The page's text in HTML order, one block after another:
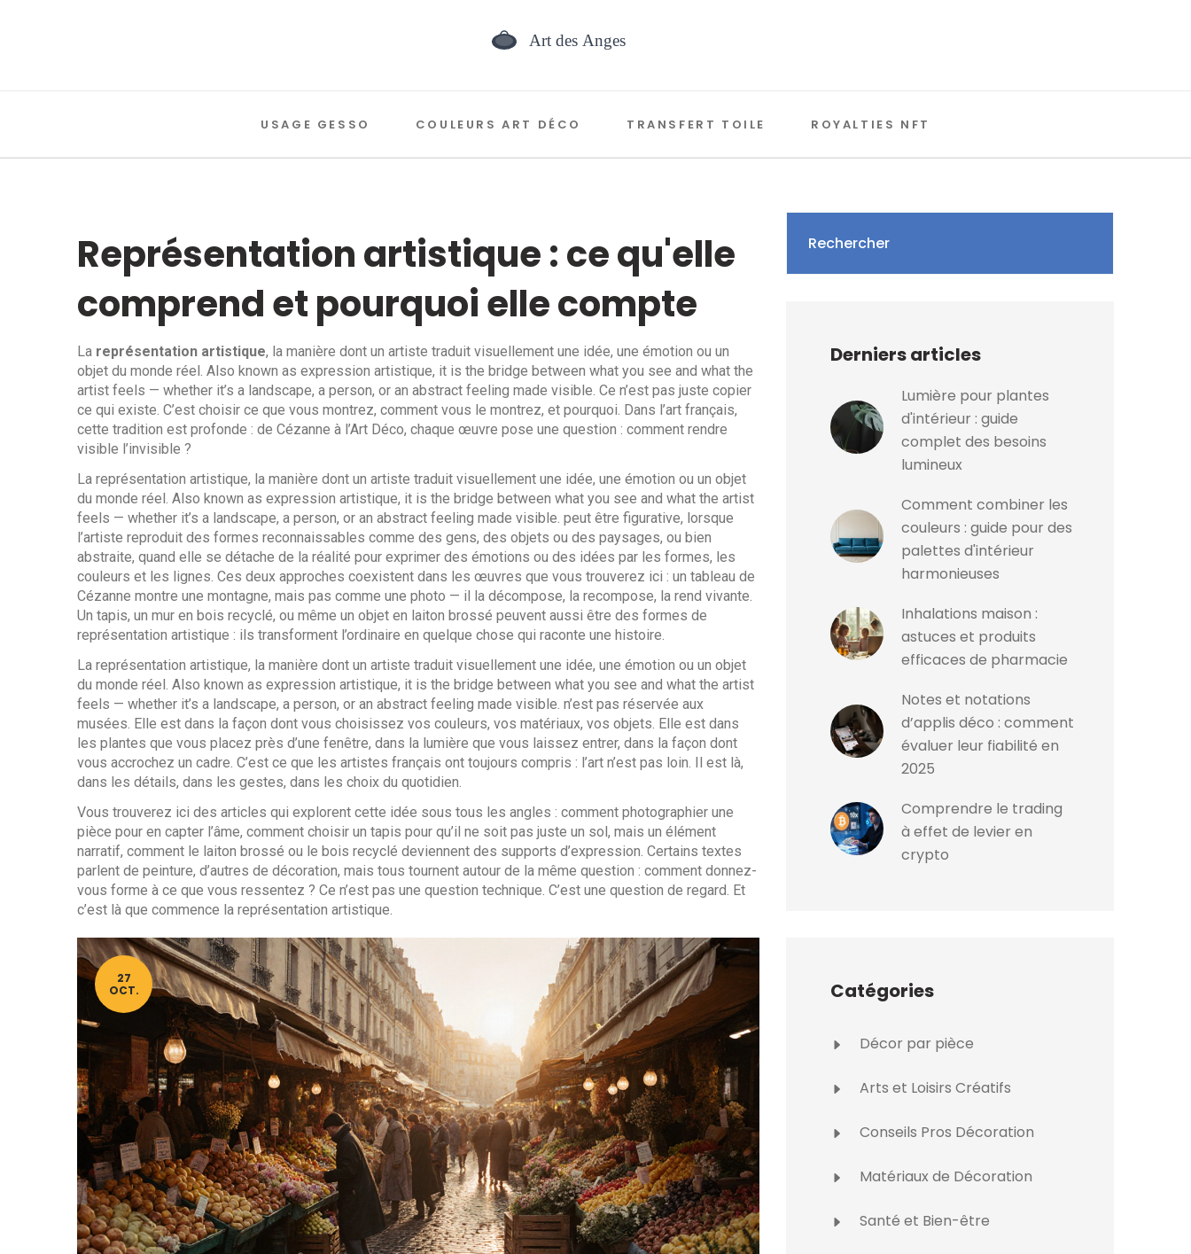
USAGE GESSO COULEURS ART DÉCO TRANSFERT TOILE ROYALTIES NFT
Représentation artistique : ce qu'elle
comprend et pourquoi elle compte
La représentation artistique, la manière dont un artiste traduit visuellement une idée, une émotion ou un
objet du monde réel. Also known as expression artistique, it is the bridge between what you see and what the
artist feels — whether it’s a landscape, a person, or an abstract feeling made visible. Ce n’est pas juste copier
ce qui existe. C’est choisir ce que vous montrez, comment vous le montrez, et pourquoi. Dans l’art français,
cette tradition est profonde : de Cézanne à l’Art Déco, chaque œuvre pose une question : comment rendre
visible l’invisible ?
La représentation artistique, la manière dont un artiste traduit visuellement une idée, une émotion ou un objet
du monde réel. Also known as expression artistique, it is the bridge between what you see and what the artist
feels — whether it’s a landscape, a person, or an abstract feeling made visible. peut être figurative, lorsque
l’artiste reproduit des formes reconnaissables comme des gens, des objets ou des paysages, ou bien
abstraite, quand elle se détache de la réalité pour exprimer des émotions ou des idées par les formes, les
couleurs et les lignes. Ces deux approches coexistent dans les œuvres que vous trouverez ici : un tableau de
Cézanne montre une montagne, mais pas comme une photo — il la décompose, la recompose, la rend vivante.
Un tapis, un mur en bois recyclé, ou même un objet en laiton brossé peuvent aussi être des formes de
représentation artistique : ils transforment l’ordinaire en quelque chose qui raconte une histoire.
La représentation artistique, la manière dont un artiste traduit visuellement une idée, une émotion ou un objet
du monde réel. Also known as expression artistique, it is the bridge between what you see and what the artist
feels — whether it’s a landscape, a person, or an abstract feeling made visible. n’est pas réservée aux
musées. Elle est dans la façon dont vous choisissez vos couleurs, vos matériaux, vos objets. Elle est dans
les plantes que vous placez près d’une fenêtre, dans la lumière que vous laissez entrer, dans la façon dont
vous accrochez un cadre. C’est ce que les artistes français ont toujours compris : l’art n’est pas loin. Il est là,
dans les détails, dans les gestes, dans les choix du quotidien.
Vous trouverez ici des articles qui explorent cette idée sous tous les angles : comment photographier une
pièce pour en capter l’âme, comment choisir un tapis pour qu’il ne soit pas juste un sol, mais un élément
narratif, comment le laiton brossé ou le bois recyclé deviennent des supports d’expression. Certains textes
parlent de peinture, d’autres de décoration, mais tous tournent autour de la même question : comment donnez-
vous forme à ce que vous ressentez ? Ce n’est pas une question technique. C’est une question de regard. Et
c’est là que commence la représentation artistique.
27
OCT.
Rechercher
Derniers articles
Lumière pour plantes
d'intérieur : guide
complet des besoins
lumineux
Comment combiner les
couleurs : guide pour des
palettes d'intérieur
harmonieuses
Inhalations maison :
astuces et produits
efficaces de pharmacie
Notes et notations
d’applis déco : comment
évaluer leur fiabilité en
2025
Comprendre le trading
à effet de levier en
crypto
Catégories
Décor par pièce
Arts et Loisirs Créatifs
Conseils Pros Décoration
Matériaux de Décoration
Santé et Bien-être